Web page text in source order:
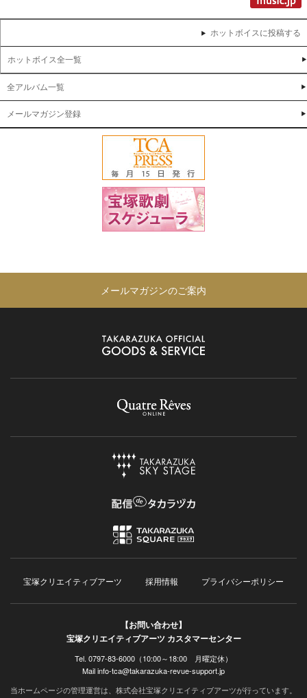
ホットボイスに投稿する
ホットボイス全一覧
全アルバム一覧
メールマガジン登録
メールマガジンのご案内
宝塚クリエイティブアーツ 採用情報 プライバシーポリシー
【お問い合わせ】
宝塚クリエイティブアーツ カスタマーセンター
Tel. 0797-83-6000（10:00～18:00 月曜定休）
Mail info-tca@takarazuka-revue-support.jp
当ホームページの管理運営は、株式会社宝塚クリエイティブアーツが行っています。